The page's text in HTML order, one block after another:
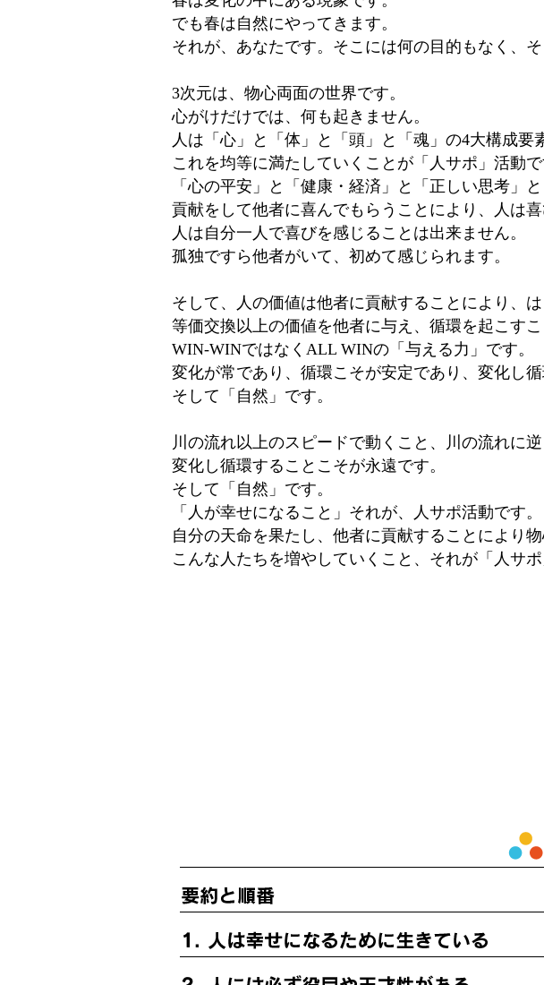
でも春は自然にやってきます。
それが、あなたです。そこには何の目的もなく、そ
3次元は、物心両面の世界です。
心がけだけでは、何も起きません。
人は「心」と「体」と「頭」と「魂」の4大構成要
これを均等に満たしていくことが「人サポ」活動で
「心の平安」と「健康・経済」と「正しい思考」
貢献をして他者に喜んでもらうことにより、人は
人は自分一人で喜びを感じることは出来ません。
孤独ですら他者がいて、初めて感じられます。
そして、人の価値は他者に貢献することにより、
等価交換以上の価値を他者に与え、循環を起こす
WIN-WINではなくALL WINの「与える力」です。
変化が常であり、循環こそが安定であり、変化し
そして「自然」です。
川の流れ以上のスピードで動くこと、川の流れに
変化し循環することこそが永遠です。
そして「自然」です。
「人が幸せになること」それが、人サポ活動です。
自分の天命を果たし、他者に貢献することにより
こんな人たちを増やしていくこと、それが「人サポ